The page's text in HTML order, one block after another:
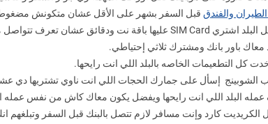
والفندق قبل السفر بشهر على الأقل عشان متكونش مضغوط
الكريديت كارد وإنت مسافر لازم تتصل بالبنك قبل السفر